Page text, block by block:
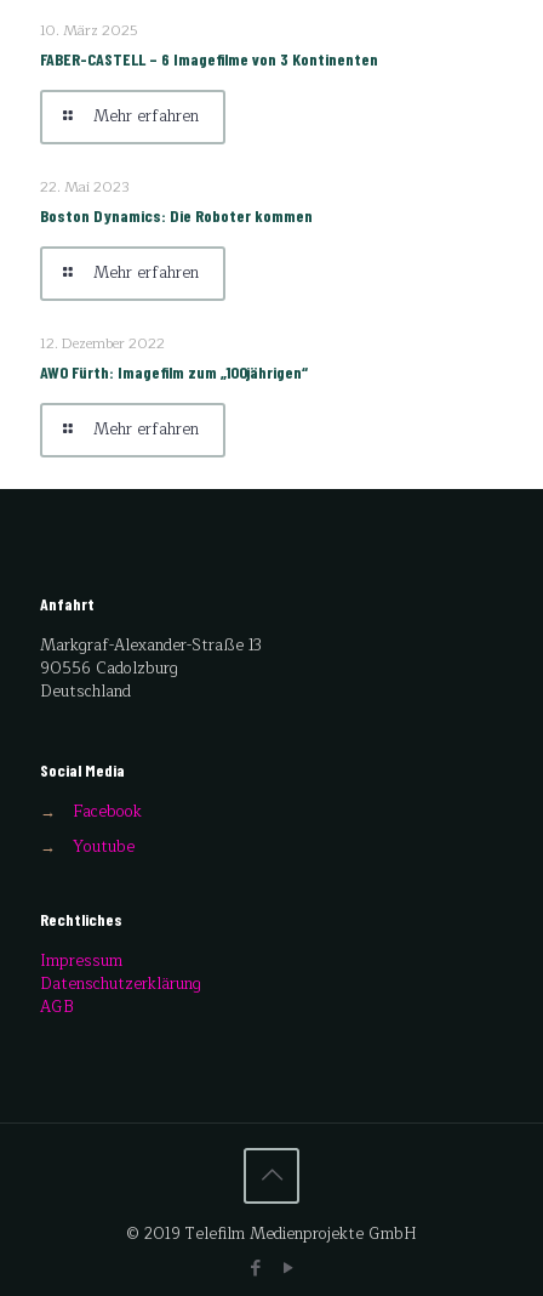
10. März 2025
FABER-CASTELL – 6 Imagefilme von 3 Kontinenten
Mehr erfahren
22. Mai 2023
Boston Dynamics: Die Roboter kommen
Mehr erfahren
12. Dezember 2022
AWO Fürth: Imagefilm zum „100jährigen“
Mehr erfahren
Anfahrt
Markgraf-Alexander-Straße 13
90556 Cadolzburg
Deutschland
Social Media
→
Facebook
→
Youtube
Rechtliches
Impressum
Datenschutzerklärung
AGB
© 2019 Telefilm Medienprojekte GmbH